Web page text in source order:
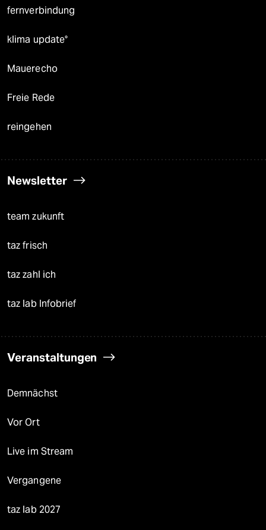
fernverbindung
klima update°
Mauerecho
Freie Rede
reingehen
Newsletter
team zukunft
taz frisch
taz zahl ich
taz lab Infobrief
Veranstaltungen
Demnächst
Vor Ort
Live im Stream
Vergangene
taz lab 2027